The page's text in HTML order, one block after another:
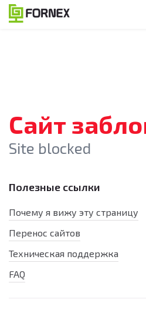
Сайт
Site blocked
Полезные ссылки
Почему я вижу эту страницу
Перенос сайтов
Техническая поддержка
FAQ